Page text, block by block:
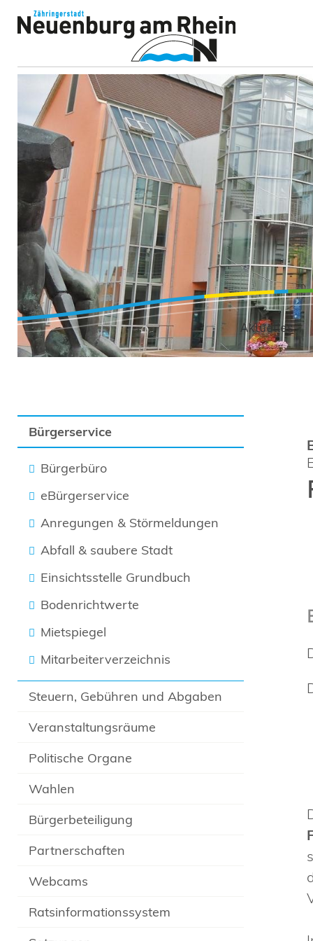
Aktuelles
Bürgerservice
Bürgerbüro
eBürgerservice
Anregungen & Störmeldungen
Abfall & saubere Stadt
Einsichtsstelle Grundbuch
Bodenrichtwerte
Mietspiegel
Mitarbeiterverzeichnis
Steuern, Gebühren und Abgaben
Veranstaltungsräume
Politische Organe
Wahlen
Bürgerbeteiligung
Partnerschaften
Webcams
Ratsinformationssystem